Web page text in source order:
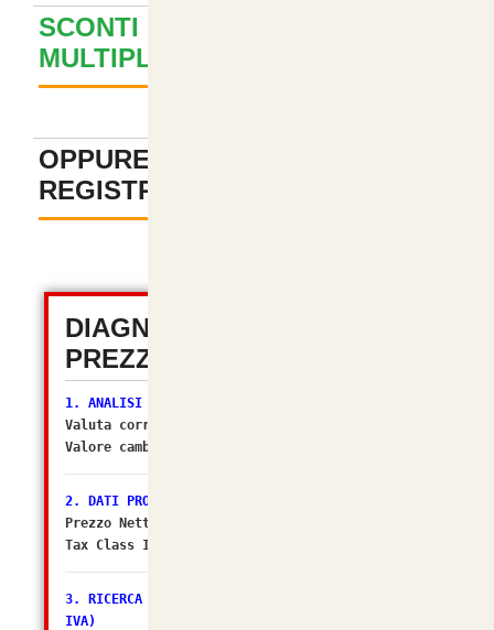
SCONTI PER ACQUISTI
MULTIPLI ? GUARDA QUI
OPPURE PAGA SENZA
REGISTRAZIONE
DIAGNOSTICA TOTALE
PREZZI (OSC 2.2)
1. ANALISI VALUTA
Valuta corrente:
Valore cambio (Multiplier):
2. DATI PRODOTTO
Prezzo Netto DB: 40.9016
Tax Class ID: 2
3. RICERCA ZONA FISCALE (Il sospettato per NO
IVA)